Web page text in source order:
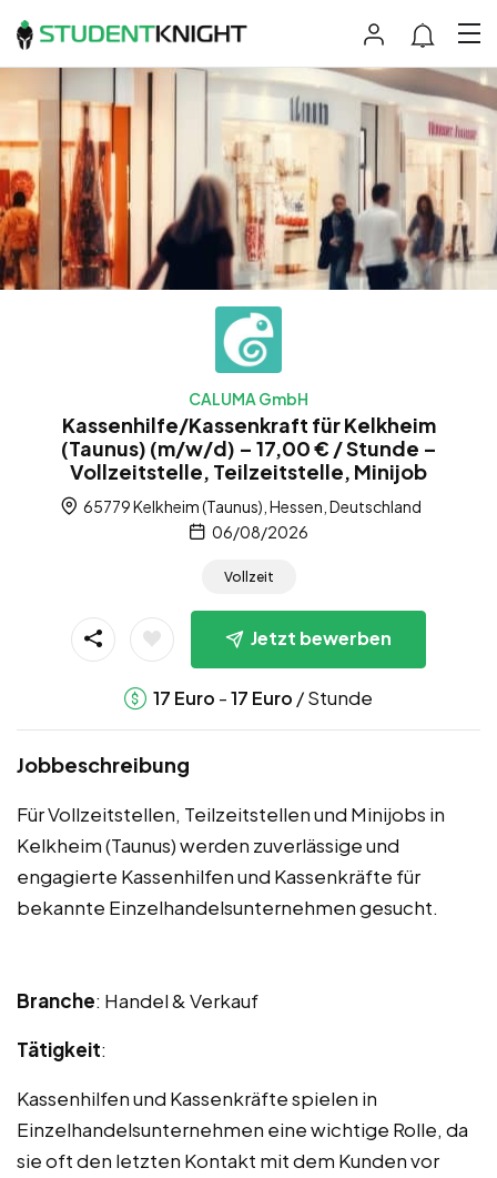
CALUMA GmbH
Kassenhilfe/Kassenkraft für Kelkheim
(Taunus) (m/w/d) – 17,00 € / Stunde –
Vollzeitstelle, Teilzeitstelle, Minijob
65779 Kelkheim (Taunus), Hessen, Deutschland
06/08/2026
Vollzeit
Jetzt bewerben
17 Euro -17 Euro / Stunde
Jobbeschreibung
Für Vollzeitstellen, Teilzeitstellen und Minijobs in
Kelkheim (Taunus) werden zuverlässige und
engagierte Kassenhilfen und Kassenkräfte für
bekannte Einzelhandelsunternehmen gesucht.
Branche: Handel & Verkauf
Tätigkeit:
Kassenhilfen und Kassenkräfte spielen in
Einzelhandelsunternehmen eine wichtige Rolle, da
sie oft den letzten Kontakt mit dem Kunden vor